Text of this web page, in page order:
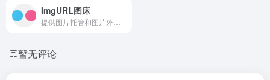
ImgURL图床
暂无评论